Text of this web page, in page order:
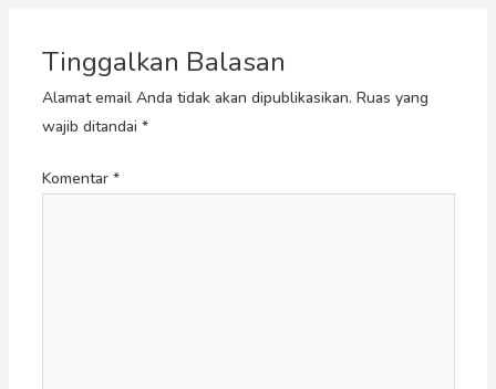
Tinggalkan Balasan
Alamat email Anda tidak akan dipublikasikan. Ruas yang
wajib ditandai *
Komentar *